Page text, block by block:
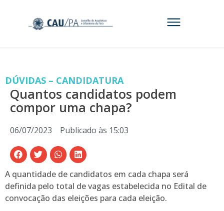
DÚVIDAS – CANDIDATURA
Quantos candidatos podem
compor uma chapa?
06/07/2023 Publicado às 15:03
A quantidade de candidatos em cada chapa será
definida pelo total de vagas estabelecida no Edital de
convocação das eleições para cada eleição.